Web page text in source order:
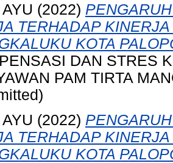
(2022)
TERHADAP
KOTA
DAN STRES
PAM TIRTA
(2022)
TERHADAP
KOTA